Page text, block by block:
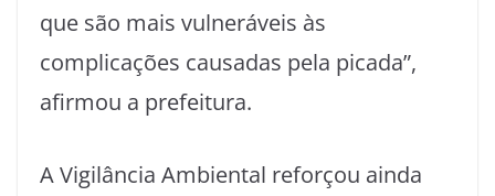
que são mais vulneráveis às
complicações causadas pela picada”,
afirmou a prefeitura.
A Vigilância Ambiental reforçou ainda